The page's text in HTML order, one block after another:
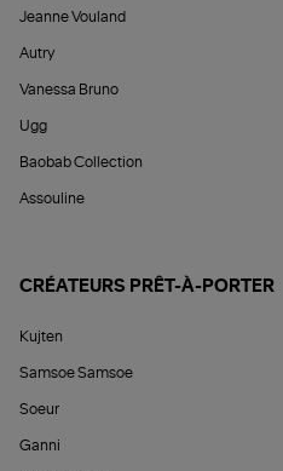
Jeanne Vouland
Autry
Vanessa Bruno
Ugg
Baobab Collection
Assouline
CRÉATEURS PRÊT-À-PORTER
Kujten
Samsoe Samsoe
Soeur
Ganni